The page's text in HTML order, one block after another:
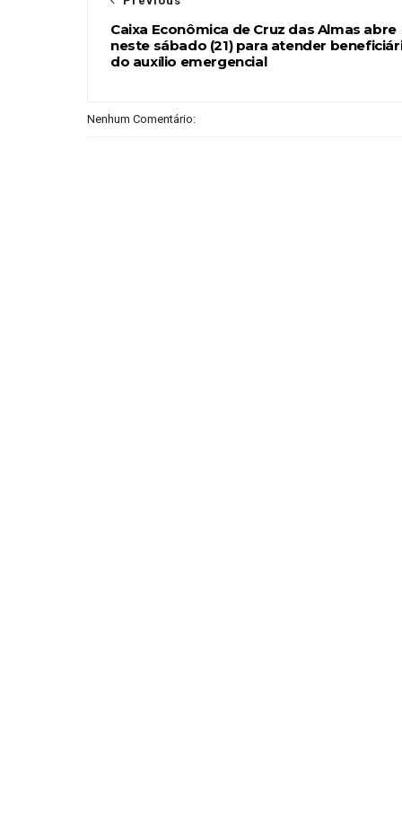
Caixa Econômica de Cruz das Almas abre
neste sábado (21) para atender
do auxílio emergencial
Nenhum Comentário: